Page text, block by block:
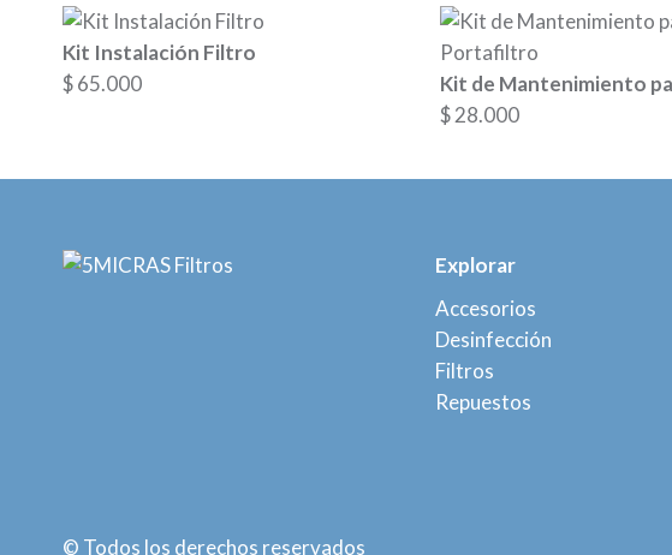
Kit Instalación Filtro
$65.000
Kit de Mantenimiento
$28.000
Explorar
Accesorios
Desinfección
Filtros
Repuestos
© Todos los derechos reservados